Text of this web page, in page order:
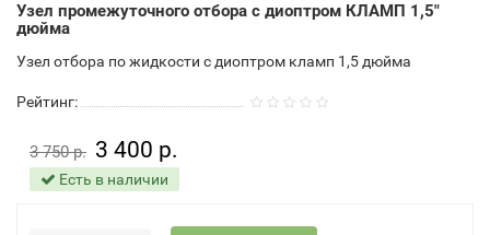
Узел промежуточного отбора с диоптром КЛАМП 1,5"
дюйма
Узел отбора по жидкости с диоптром кламп 1,5 дюйма
Рейтинг:
3 750 р. 3 400 р.
Есть в наличии